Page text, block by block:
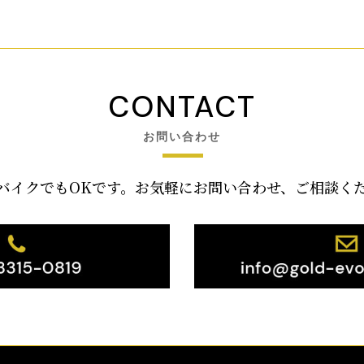
CONTACT
お問い合わせ
イクでもOKです。お気軽にお問い合わせ、ご相談く